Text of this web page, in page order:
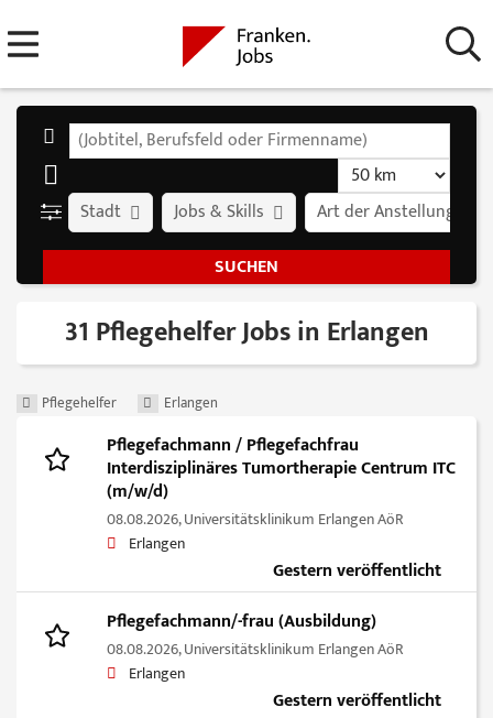
Stadt Art der Anstellung
Jobs & Skills
31 Pflegehelfer Jobs in Erlangen
Pflegehelfer Erlangen
Pflegefachmann / Pflegefachfrau
Interdisziplinäres Tumortherapie Centrum ITC
(m/w/d)
08.08.2026,Universitätsklinikum Erlangen AöR
Erlangen
Gestern veröffentlicht
Pflegefachmann/-frau (Ausbildung)
08.08.2026,Universitätsklinikum Erlangen AöR
Erlangen
Gestern veröffentlicht